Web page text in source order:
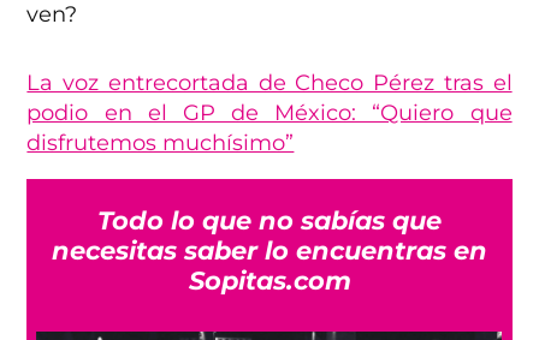
ven?
La voz entrecortada de Checo Pérez tras el
podio en el GP de México: “Quiero que
disfrutemos muchísimo”
Todo lo que no sabías que
necesitas saber lo encuentras en
Sopitas.com